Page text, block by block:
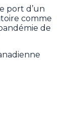
port d’un
comme
de